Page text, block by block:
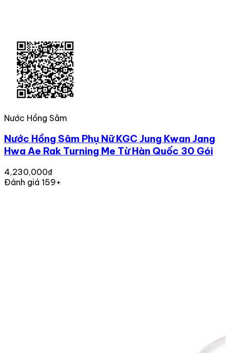
Nước Hồng Sâm
Nước Hồng Sâm Phụ Nữ KGC Jung Kwan Jang
Hwa Ae Rak Turning Me Từ Hàn Quốc 30 Gói
4,230,000₫
Đánh giá 159+